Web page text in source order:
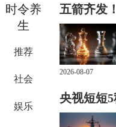
时令养
生
推荐
社会
娱乐
五箭齐发
2026-08-07
央视短短